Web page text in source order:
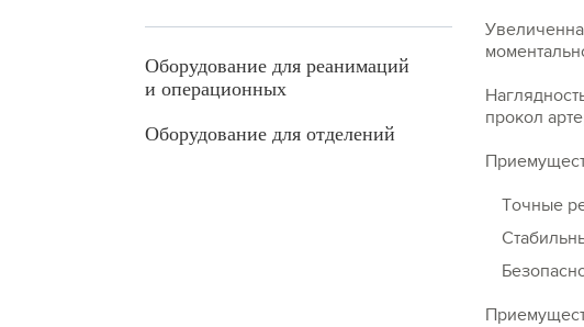
Оборудование для реанимаций
и операционных
Оборудование для отделений
прокол
Точные